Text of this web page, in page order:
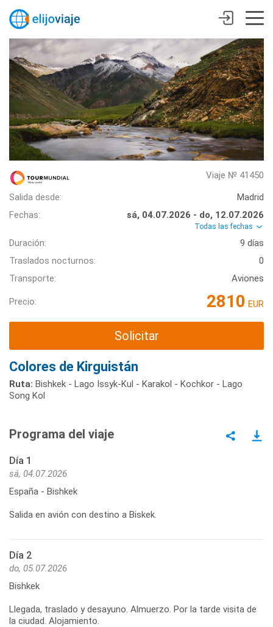
Viaje № 41450
Salida desde:
Madrid
Fechas:
sá, 04.07.2026 - do, 12.07.2026
Todas las fechas
Duración:
9 días
Traslados nocturnos:
0
Transporte:
Aviones
Precio: 2810 EUR
Solicitar
Colores de Kirguistán
Ruta: Bishkek - Lago Issyk-Kul - Karakol - Kochkor - Lago
Song Kol
Programa del viaje
Día 1
sá, 04.07.2026
España - Bishkek
Salida en avión con destino a Biskek.
Día 2
do, 05.07.2026
Bishkek
Llegada, traslado y desayuno. Almuerzo. Por la tarde visita de
la ciudad. Alojamiento.